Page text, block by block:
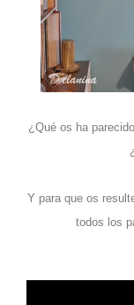
¿Qué os ha parecido
Y para que os
todos los